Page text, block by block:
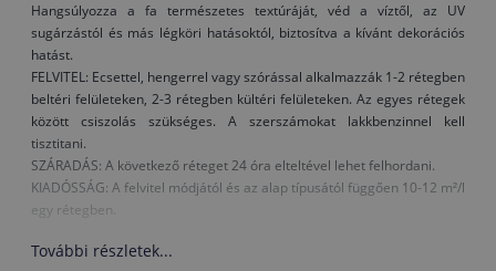
Hangsúlyozza a fa természetes textúráját, véd a víztől, az UV
sugárzástól és más légköri hatásoktól, biztosítva a kívánt dekorációs
hatást.
FELVITEL: Ecsettel, hengerrel vagy szórással alkalmazzák 1-2 rétegben
beltéri felületeken, 2-3 rétegben kültéri felületeken. Az egyes rétegek
között csiszolás szükséges. A szerszámokat lakkbenzinnel kell
tisztitani.
SZÁRADÁS: A következő réteget 24 óra elteltével lehet felhordani.
KIADÓSSÁG: A felvitel módjától és az alap típusától függően 10-12 m²/l
egy rétegben.
További részletek...